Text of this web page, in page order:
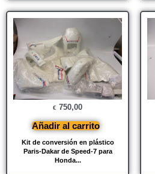
Kit de conversión en plástico
Paris-Dakar de Speed-7 para
Honda...
€ 750,00
Añadir al carrito